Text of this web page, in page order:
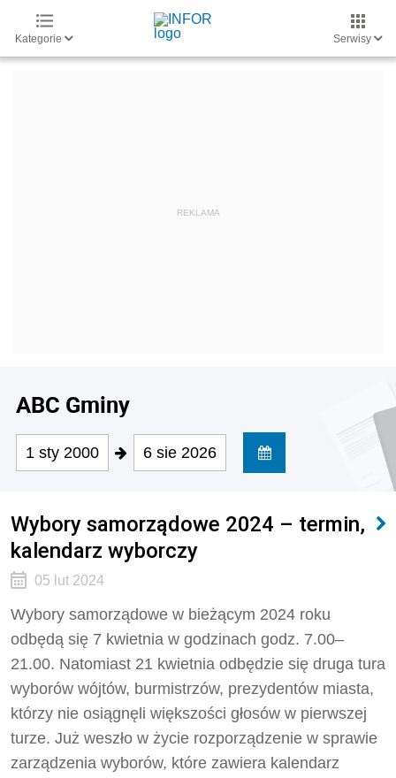
Kategorie Serwisy
ABC Gminy
1 sty 2000 6 sie 2026
Wybory samorządowe 2024 – termin,
kalendarz wyborczy
05 lut 2024
Wybory samorządowe w bieżącym 2024 roku
odbędą się 7 kwietnia w godzinach godz. 7.00–
21.00. Natomiast 21 kwietnia odbędzie się druga tura
wyborów wójtów, burmistrzów, prezydentów miasta,
którzy nie osiągnęli większości głosów w pierwszej
turze. Już weszło w życie rozporządzenie w sprawie
zarządzenia wyborów, które zawiera kalendarz